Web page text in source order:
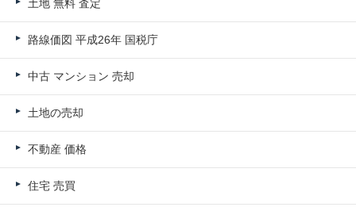
土地 無料 査定
路線価図 平成26年 国税庁
中古 マンション 売却
土地の売却
不動産 価格
住宅 売買